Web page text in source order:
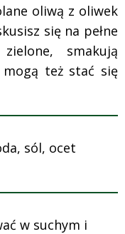
oliwą z oliwek
się na pełne
smakują
też stać się
sól, ocet
w suchym i